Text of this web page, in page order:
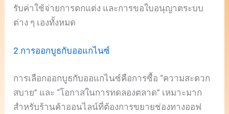
รับค่าใช้จ่ายการตกแต่ง และการขอใบอนุญาตระบบ
ต่าง ๆ เองทั้งหมด
2.การออกบูธกับออแกไนซ์
การเลือกออกบูธกับออแกไนซ์คือการซื้อ “ความสะดวก
สบาย” และ “โอกาสในการทดลองตลาด” เหมาะมาก
สำหรับร้านค้าออนไลน์ที่ต้องการขยายช่องทางออฟ